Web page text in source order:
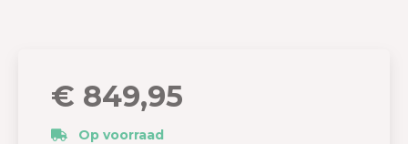
€ 849,95
Op voorraad